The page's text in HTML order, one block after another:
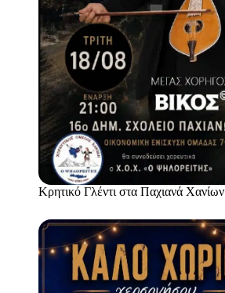
Κρητικό Γλέντι στα Παχιανά Χανίων